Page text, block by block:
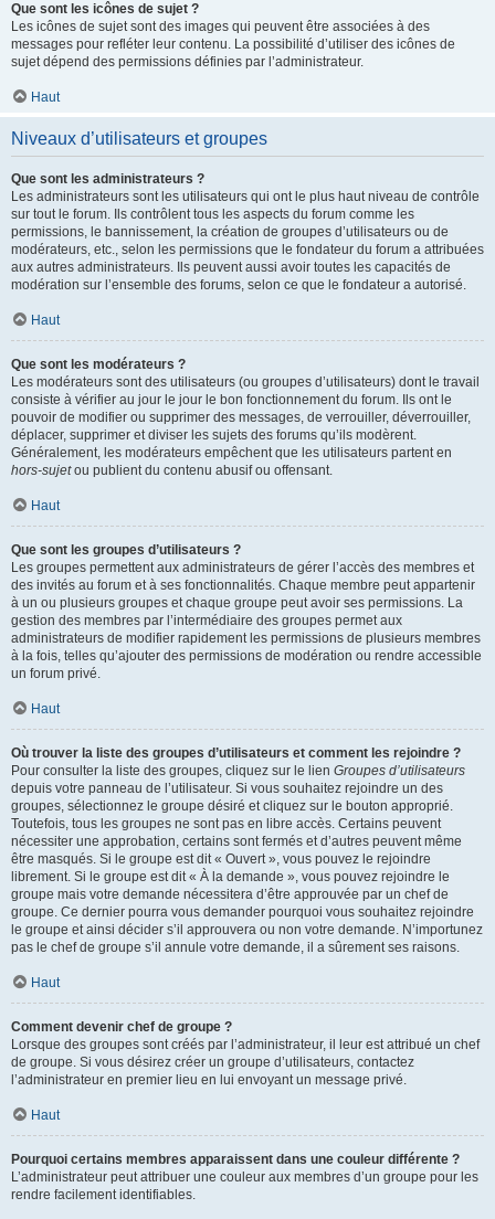
Que sont les icônes de sujet ?
Les icônes de sujet sont des images qui peuvent être associées à des
messages pour refléter leur contenu. La possibilité d’utiliser des icônes de
sujet dépend des permissions définies par l’administrateur.
Haut
Niveaux d’utilisateurs et groupes
Que sont les administrateurs ?
Les administrateurs sont les utilisateurs qui ont le plus haut niveau de contrôle
sur tout le forum. Ils contrôlent tous les aspects du forum comme les
permissions, le bannissement, la création de groupes d’utilisateurs ou de
modérateurs, etc., selon les permissions que le fondateur du forum a attribuées
aux autres administrateurs. Ils peuvent aussi avoir toutes les capacités de
modération sur l’ensemble des forums, selon ce que le fondateur a autorisé.
Haut
Que sont les modérateurs ?
Les modérateurs sont des utilisateurs (ou groupes d’utilisateurs) dont le travail
consiste à vérifier au jour le jour le bon fonctionnement du forum. Ils ont le
pouvoir de modifier ou supprimer des messages, de verrouiller, déverrouiller,
déplacer, supprimer et diviser les sujets des forums qu’ils modèrent.
Généralement, les modérateurs empêchent que les utilisateurs partent en
hors-sujetou publient du contenu abusif ou offensant.
Haut
Que sont les groupes d’utilisateurs ?
Les groupes permettent aux administrateurs de gérer l’accès des membres et
des invités au forum et à ses fonctionnalités. Chaque membre peut appartenir
à un ou plusieurs groupes et chaque groupe peut avoir ses permissions. La
gestion des membres par l’intermédiaire des groupes permet aux
administrateurs de modifier rapidement les permissions de plusieurs membres
à la fois, telles qu’ajouter des permissions de modération ou rendre accessible
un forum privé.
Haut
Où trouver la liste des groupes d’utilisateurs et comment les rejoindre ?
Pour consulter la liste des groupes, cliquez sur le lien Groupes d’utilisateurs
depuis votre panneau de l’utilisateur. Si vous souhaitez rejoindre un des
groupes, sélectionnez le groupe désiré et cliquez sur le bouton approprié.
Toutefois, tous les groupes ne sont pas en libre accès. Certains peuvent
nécessiter une approbation, certains sont fermés et d’autres peuvent même
être masqués. Si le groupe est dit « Ouvert », vous pouvez le rejoindre
librement. Si le groupe est dit « À la demande », vous pouvez rejoindre le
groupe mais votre demande nécessitera d’être approuvée par un chef de
groupe. Ce dernier pourra vous demander pourquoi vous souhaitez rejoindre
le groupe et ainsi décider s’il approuvera ou non votre demande. N’importunez
pas le chef de groupe s’il annule votre demande, il a sûrement ses raisons.
Haut
Comment devenir chef de groupe ?
Lorsque des groupes sont créés par l’administrateur, il leur est attribué un chef
de groupe. Si vous désirez créer un groupe d’utilisateurs, contactez
l’administrateur en premier lieu en lui envoyant un message privé.
Haut
Pourquoi certains membres apparaissent dans une couleur différente ?
L’administrateur peut attribuer une couleur aux membres d’un groupe pour les
rendre facilement identifiables.